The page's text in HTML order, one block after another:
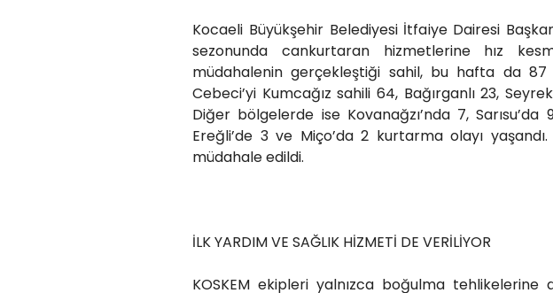
Kocaeli Büyükşehir Belediyesi İtfaiye Dairesi
sezonunda cankurtaran hizmetlerine hız
müdahalenin gerçekleştiği sahil, bu hafta da
Cebeci’yi Kumcağız sahili 64, Bağırganlı 23,
Diğer bölgelerde ise Kovanağzı’nda 7, Sarısu’da
Ereğli’de 3 ve Miço’da 2 kurtarma olayı
müdahale edildi.
İLK YARDIM VE SAĞLIK HİZMETİ DE VERİLİYOR
KOSKEM ekipleri yalnızca boğulma tehlikelerine